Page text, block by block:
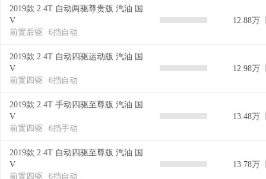
2019款 2.4T 自动两驱尊贵版 汽油 国
V
前置后驱
6挡自动
12.88万
2019款 2.4T 自动四驱运动版 汽油 国
V
前置四驱
6挡自动
12.98万
2019款 2.4T 手动四驱至尊版 汽油 国
V
前置四驱
6挡手动
13.48万
2019款 2.4T 自动四驱至尊版 汽油 国
V
前置四驱
6挡自动
13.78万